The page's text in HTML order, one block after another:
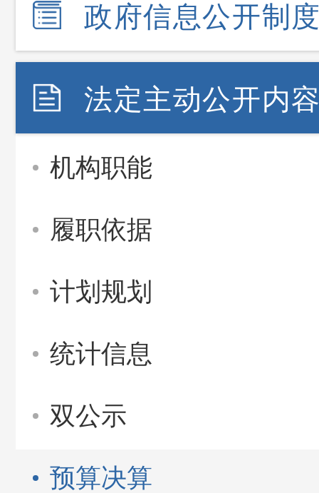
政府信息公开制
法定主动公开内
机构职能
履职依据
计划规划
统计信息
双公示
预算决算